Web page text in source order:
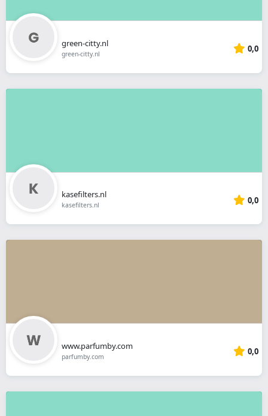
green-citty.nl
green-citty.nl 0,0
kasefilters.nl
kasefilters.nl 0,0
www.parfumby.com
parfumby.com 0,0